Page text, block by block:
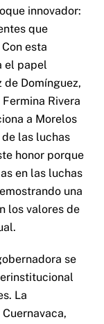
innovador:
que
esta
el papel
Domínguez,
Rivera
a Morelos
las luchas
honor porque
en las luchas
una
los valores de
se
La